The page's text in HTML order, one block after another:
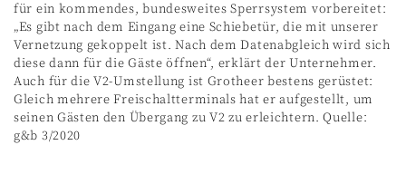
für ein kommendes, bundesweites Sperrsystem vorbereitet:
„Es gibt nach dem Eingang eine Schiebetür, die mit unserer
Vernetzung gekoppelt ist. Nach dem Datenabgleich wird sich
diese dann für die Gäste öffnen“, erklärt der Unternehmer.
Auch für die V2-Umstellung ist Grotheer bestens gerüstet:
Gleich mehrere Freischaltterminals hat er aufgestellt, um
seinen Gästen den Übergang zu V2 zu erleichtern. Quelle:
g&b 3/2020